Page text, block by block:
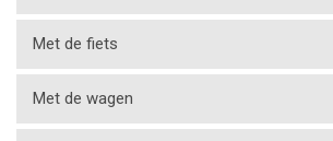
Met de fiets
Met de wagen